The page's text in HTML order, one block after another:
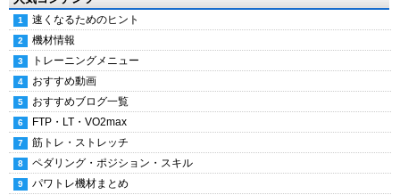
速くなるためのヒント
機材情報
トレーニングメニュー
おすすめ動画
おすすめブログ一覧
FTP・LT・VO2max
筋トレ・ストレッチ
ペダリング・ポジション・スキル
パワトレ機材まとめ